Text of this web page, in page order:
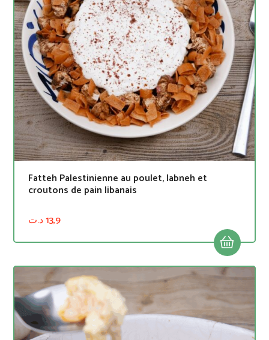
Fatteh Palestinienne au poulet, labneh et
croutons de pain libanais
13,9د.ت